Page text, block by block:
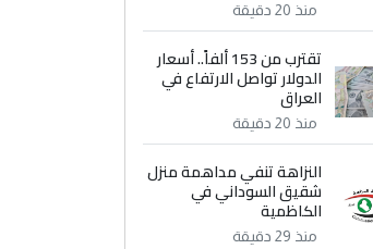
منذ 20 دقيقة
تقترب من 153 ألفاً.. أسعار
الدولار تواصل الارتفاع في
العراق
منذ 20 دقيقة
النزاهة تنفي مداهمة منزل
شقيق السوداني في
الكاظمية
منذ 29 دقيقة